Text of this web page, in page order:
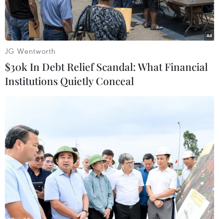
Quang Hải tỏa sáng rực rỡ trong trận đấu với Altyn Asyr tại
AFC Cup (Ảnh: Nguyên An/Vietnam+)
Kênh thể thao hàng đầu châu Á FoxSports đã so
sánh bàn thắng từ cú đá phạt của Quang Hải vào
lưới Altyn Asyr ở bán kết liên khu vực lượt đi
AFC Cup với siêu phẩm của chính cầu thủ này ở
JG Wentworth
$30k In Debt Relief Scandal: What Financial
Institutions Quietly Conceal